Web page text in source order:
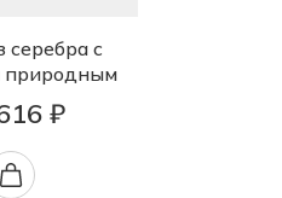
серебра с
природным
₽